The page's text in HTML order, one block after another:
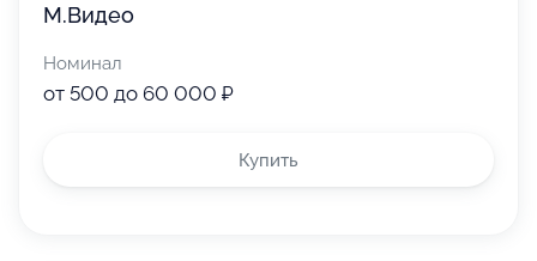
М.Видео
Номинал
от 500 до 60 000 ₽
Купить